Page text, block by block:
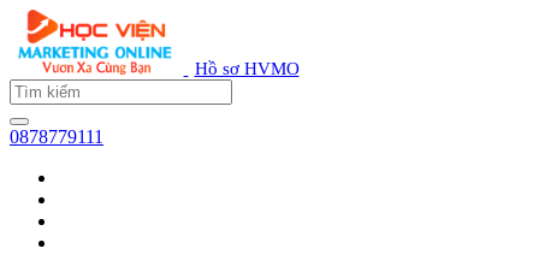
Hồ sơ HVMO
0878779111